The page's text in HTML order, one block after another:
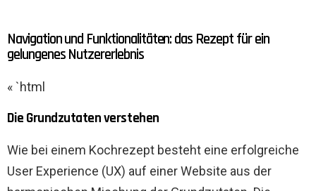
Navigation und Funktionalitäten: das Rezept für ein
gelungenes Nutzererlebnis
« `html
Die Grundzutaten verstehen
Wie bei einem Kochrezept besteht eine erfolgreiche
User Experience (UX) auf einer Website aus der